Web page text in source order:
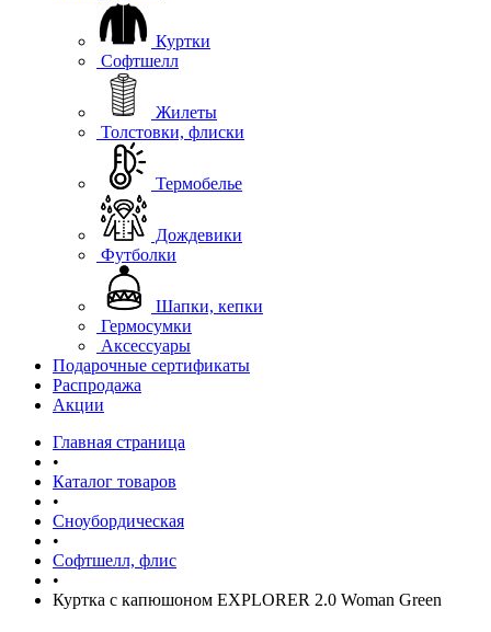
Куртки
Софтшелл
Жилеты
Толстовки, флиски
Термобелье
Дождевики
Футболки
Шапки, кепки
Гермосумки
Аксессуары
Подарочные сертификаты
Распродажа
Акции
Главная страница
•
Каталог товаров
•
Сноубордическая
•
Софтшелл, флис
•
Куртка с капюшоном EXPLORER 2.0 Woman Green